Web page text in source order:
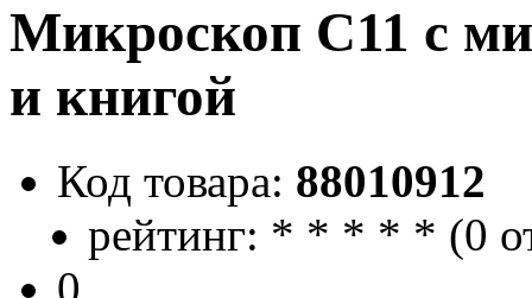
Микроскоп С11 с
и книгой
Код товара: 88010912
рейтинг: * * * * * (0
0